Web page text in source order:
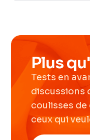
Plus
Tests en
discussions
coulisses
ceux qui